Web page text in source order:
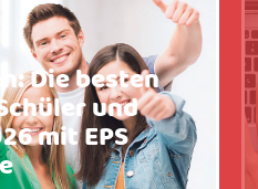
Die besten
und
mit EPS